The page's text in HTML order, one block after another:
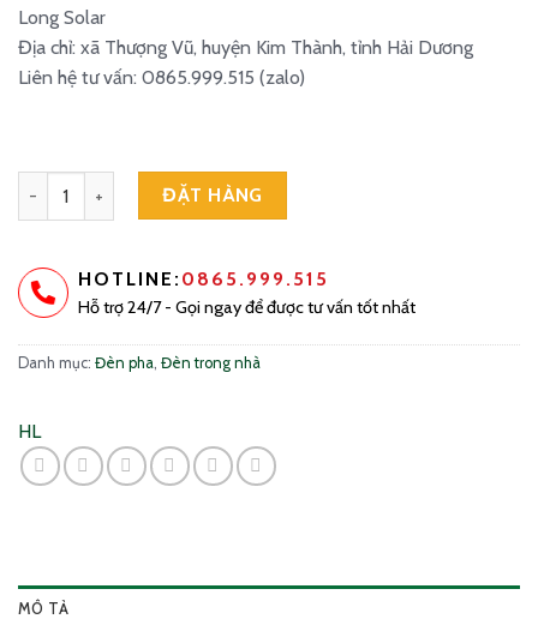
Long Solar
Địa chỉ: xã Thượng Vũ, huyện Kim Thành, tỉnh Hải Dương
Liên hệ tư vấn: 0865.999.515 (zalo)
Đèn năng lượng mặt trời chống lóa kim cương 300W - HLS300
ĐẶT HÀNG
HOTLINE: 0865.999.515
Hỗ trợ 24/7 - Gọi ngay để được tư vấn tốt nhất
Danh mục: Đèn pha, Đèn trong nhà
HL
MÔ TẢ